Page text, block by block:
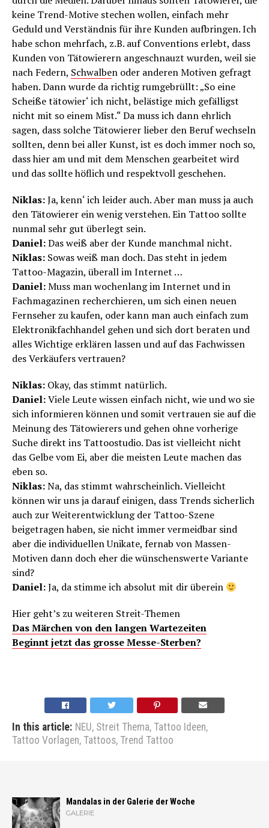
keine Trend-Motive stechen wollen, einfach mehr
Geduld und Verständnis für ihre Kunden aufbringen. Ich
habe schon mehrfach, z.B. auf Conventions erlebt, dass
Kunden von Tätowierern angeschnauzt wurden, weil sie
nach Federn, Schwalben oder anderen Motiven gefragt
haben. Dann wurde da richtig rumgebrüllt: „So eine
Scheiße tätowier‘ ich nicht, belästige mich gefälligst
nicht mit so einem Mist.“ Da muss ich dann ehrlich
sagen, dass solche Tätowierer lieber den Beruf wechseln
sollten, denn bei aller Kunst, ist es doch immer noch so,
dass hier am und mit dem Menschen gearbeitet wird
und das sollte höflich und respektvoll geschehen.
Niklas:Ja, kenn‘ ich leider auch. Aber man muss ja auch
den Tätowierer ein wenig verstehen. Ein Tattoo sollte
nunmal sehr gut überlegt sein.
Daniel:Das weiß aber der Kunde manchmal nicht.
Niklas: Sowas weiß man doch. Das steht in jedem
Tattoo-Magazin, überall im Internet …
Daniel:Muss man wochenlang im Internet und in
Fachmagazinen recherchieren, um sich einen neuen
Fernseher zu kaufen, oder kann man auch einfach zum
Elektronikfachhandel gehen und sich dort beraten und
alles Wichtige erklären lassen und auf das Fachwissen
des Verkäufers vertrauen?
Niklas: Okay, das stimmt natürlich.
Daniel:Viele Leute wissen einfach nicht, wie und wo sie
sich informieren können und somit vertrauen sie auf die
Meinung des Tätowierers und gehen ohne vorherige
Suche direkt ins Tattoostudio. Das ist vielleicht nicht
das Gelbe vom Ei, aber die meisten Leute machen das
eben so.
Niklas:Na, das stimmt wahrscheinlich. Vielleicht
können wir uns ja darauf einigen, dass Trends sicherlich
auch zur Weiterentwicklung der Tattoo-Szene
beigetragen haben, sie nicht immer vermeidbar sind
aber die individuellen Unikate, fernab von Massen-
Motiven dann doch eher die wünschenswerte Variante
sind?
Daniel:Ja, da stimme ich absolut mit dir überein
Hier geht’s zu weiteren Streit-Themen
Das Märchen von den langen Wartezeiten
Beginnt jetzt das grosse Messe-Sterben?
In this article: NEU, Streit Thema, Tattoo Ideen,
Tattoo Vorlagen, Tattoos, Trend Tattoo
Mandalas in der Galerie der Woche
GALERIE